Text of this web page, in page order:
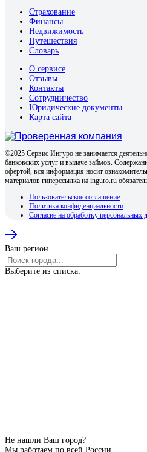
Страхование
Финансы
Недвижимость
Путешествия
Словарь
О сервисе
Отзывы
Контакты
Сотрудничество
Юридические документы
Карта сайта
©2025 Сервис Ингуро не занимается
банковских услуг и выдаче займов.
офертой, вся информация носит
материалов гиперссылка на inguro.ru
Пользовательское соглашение
Политика конфиденциальности
Согласие на обработку персональных
Ваш регион
Выберите из списка:
Не нашли Ваш город?
Мы работаем по всей России